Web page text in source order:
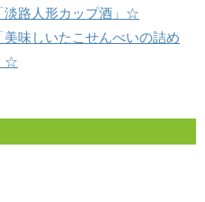
路人形カップ酒」☆
味しいたこせんべいの詰め
☆